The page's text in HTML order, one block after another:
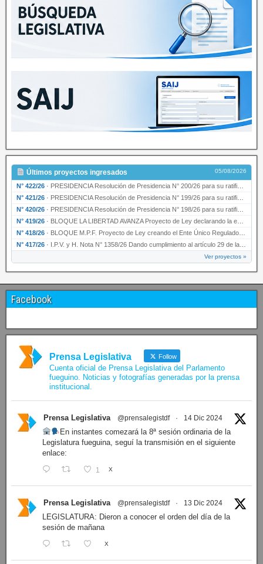
Últimos proyectos ingresados 05/08/2026
N° 422/26 · PRESIDENCIA Resolución de Presidencia N° 200/26 para su ratificación.
N° 421/26 · PRESIDENCIA Resolución de Presidencia N° 199/26 para su ratificación.
N° 420/26 · PRESIDENCIA Resolución de Presidencia N° 198/26 para su ratificación.
N° 419/26 · BLOQUE LA LIBERTAD AVANZA Proyecto de Ley declarando la esencialidad del servicio educativ…
N° 418/26 · BLOQUE M.P.F. Proyecto de Ley creando el Ente Único Regulador de servicios públicos de la …
N° 417/26 · I.P.V. y H. Nota N° 1358/26 Dando cumplimiento al artículo 29 de la Ley provincial N° 1399…
Ver proyectos »
Facebook
Prensa Legislativa Follow
Cuenta oficial de Prensa Legislativa del Parlamento
fueguino. Noticias y fotografías generadas por la prensa
institucional.
Prensa Legislativa @prensalegistdf · 14 Dic 2024
En instantes comezará la 8ª sesión ordinaria de la
Legislatura fueguina, seguí la transmisión en el siguiente
enlace:
1 X
Prensa Legislativa @prensalegistdf · 13 Dic 2024
LEGISLATURA: Dieron a conocer el orden del día de la
sesión de mañana
X